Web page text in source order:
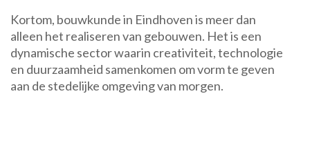
Kortom, bouwkunde in Eindhoven is meer dan
alleen het realiseren van gebouwen. Het is een
dynamische sector waarin creativiteit, technologie
en duurzaamheid samenkomen om vorm te geven
aan de stedelijke omgeving van morgen.